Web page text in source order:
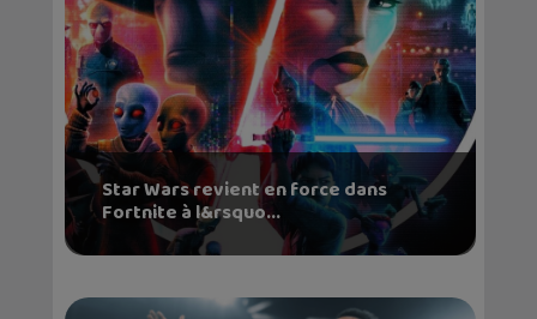
Star Wars revient en force dans
Fortnite à l&rsquo...